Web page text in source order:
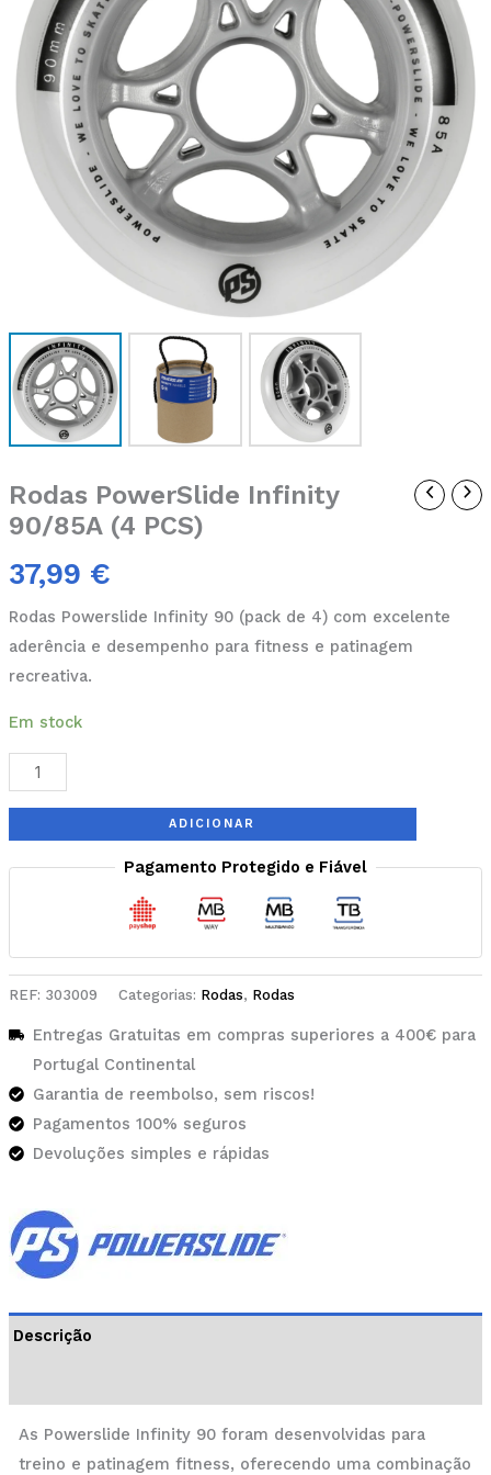
Rodas PowerSlide Infinity
90/85A (4 PCS)
37,99 €
Rodas Powerslide Infinity 90 (pack de 4) com excelente
aderência e desempenho para fitness e patinagem
recreativa.
Em stock
PCS)
ADICIONAR
Pagamento Protegido e Fiável
REF: 303009 Categorias: Rodas, Rodas
Entregas Gratuitas em compras superiores a 400€ para
Portugal Continental
Garantia de reembolso, sem riscos!
Pagamentos 100% seguros
Devoluções simples e rápidas
Descrição
As Powerslide Infinity 90 foram desenvolvidas para
treino e patinagem fitness, oferecendo uma combinação